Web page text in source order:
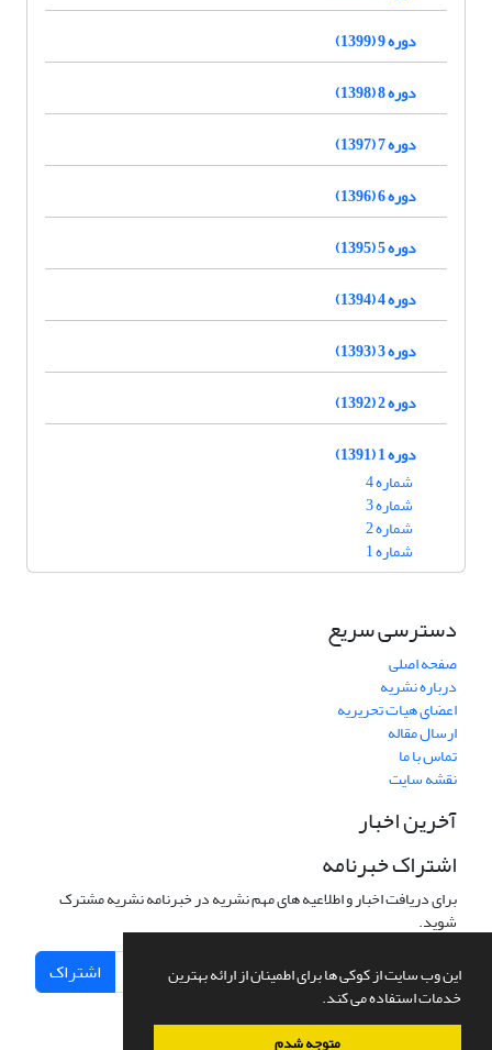
این وب سایت از کوکی ها برای اطمینان از ارائه بهترین
خدمات استفاده می کند.
متوجه شدم
دوره 9 (1399)
دوره 8 (1398)
دوره 7 (1397)
دوره 6 (1396)
دوره 5 (1395)
دوره 4 (1394)
دوره 3 (1393)
دوره 2 (1392)
دوره 1 (1391)
شماره 4
شماره 3
شماره 2
شماره 1
دسترسی سریع
صفحه اصلی
درباره نشریه
اعضای هیات تحریریه
ارسال مقاله
تماس با ما
نقشه سایت
آخرین اخبار
اشتراک خبرنامه
برای دریافت اخبار و اطلاعیه های مهم نشریه در خبرنامه نشریه مشترک
شوید.
اشتراک